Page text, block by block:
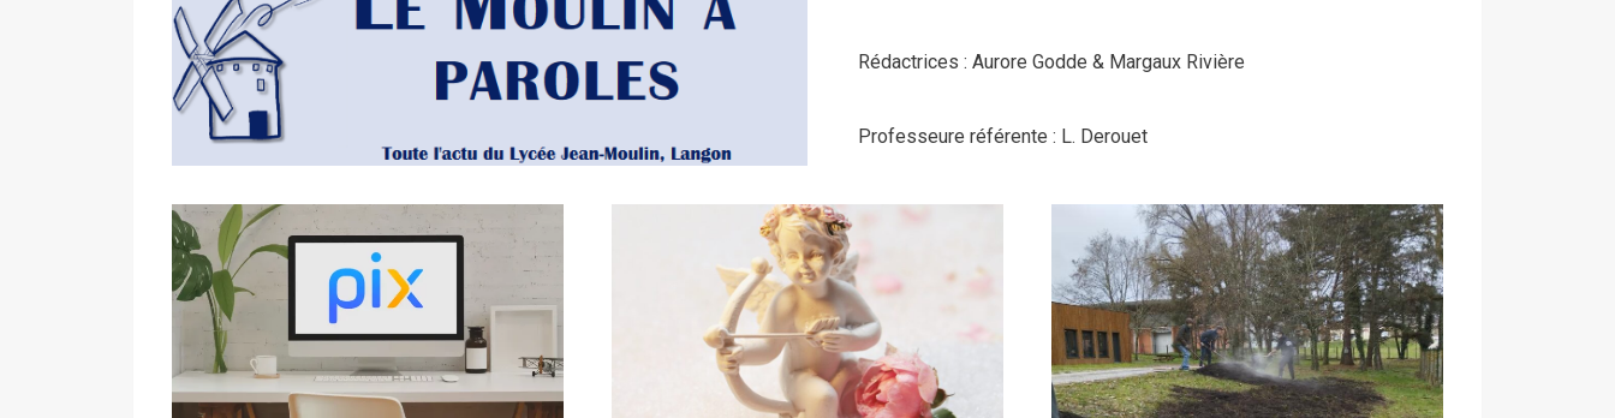
Rédactrices : Aurore Godde & Margaux Rivière
Professeure référente : L. Derouet